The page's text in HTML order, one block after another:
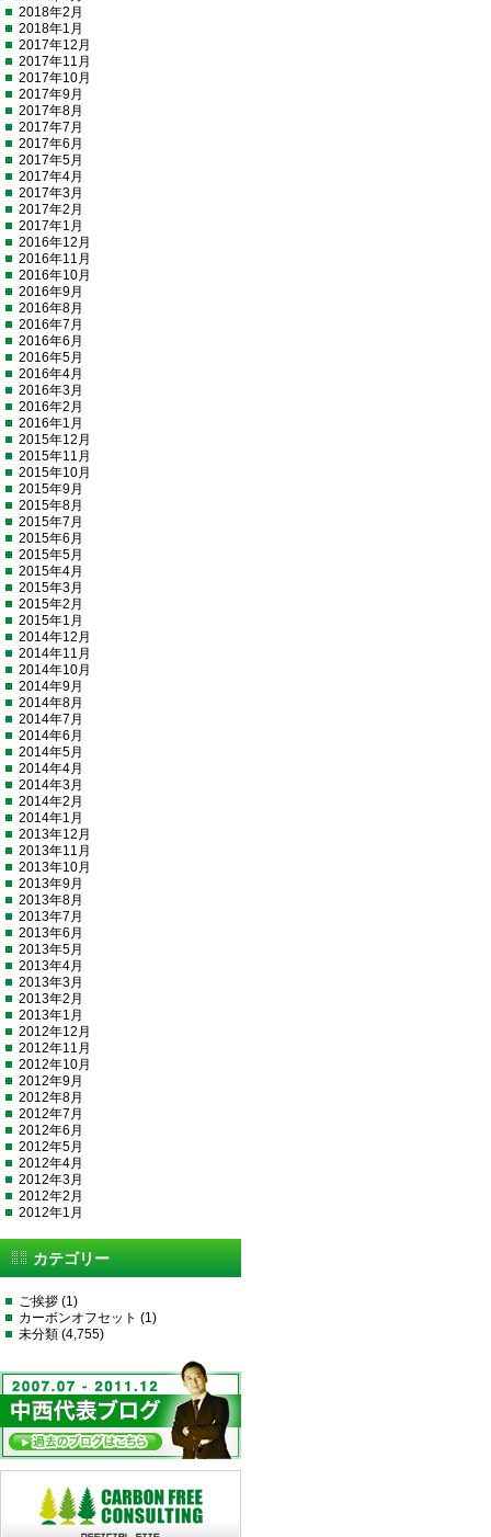
2018年2月
2018年1月
2017年12月
2017年11月
2017年10月
2017年9月
2017年8月
2017年7月
2017年6月
2017年5月
2017年4月
2017年3月
2017年2月
2017年1月
2016年12月
2016年11月
2016年10月
2016年9月
2016年8月
2016年7月
2016年6月
2016年5月
2016年4月
2016年3月
2016年2月
2016年1月
2015年12月
2015年11月
2015年10月
2015年9月
2015年8月
2015年7月
2015年6月
2015年5月
2015年4月
2015年3月
2015年2月
2015年1月
2014年12月
2014年11月
2014年10月
2014年9月
2014年8月
2014年7月
2014年6月
2014年5月
2014年4月
2014年3月
2014年2月
2014年1月
2013年12月
2013年11月
2013年10月
2013年9月
2013年8月
2013年7月
2013年6月
2013年5月
2013年4月
2013年3月
2013年2月
2013年1月
2012年12月
2012年11月
2012年10月
2012年9月
2012年8月
2012年7月
2012年6月
2012年5月
2012年4月
2012年3月
2012年2月
2012年1月
カテゴリー
ご挨拶 (1)
カーボンオフセット (1)
未分類 (4,755)